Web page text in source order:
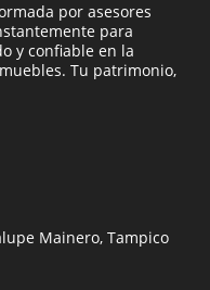
por asesores
para
y confiable en la
Tu patrimonio,
Mainero, Tampico